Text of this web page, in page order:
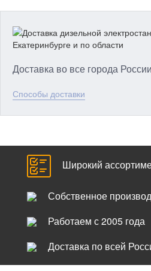
Доставка во все города
Способы доставки
Широкий
Собственное
Работаем с 2005 года
Доставка по всей